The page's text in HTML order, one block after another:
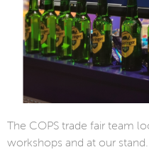
The COPS trade fair team
workshops and at our stand.